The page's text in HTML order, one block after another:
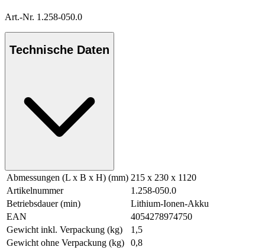
Art.-Nr. 1.258-050.0
Technische Daten
Abmessungen (L x B x H) (mm) 215 x 230 x 1120
Artikelnummer
1.258-050.0
Betriebsdauer (min)
Lithium-Ionen-Akku
EAN
4054278974750
Gewicht inkl. Verpackung (kg)
1,5
Gewicht ohne Verpackung (kg)
0,8